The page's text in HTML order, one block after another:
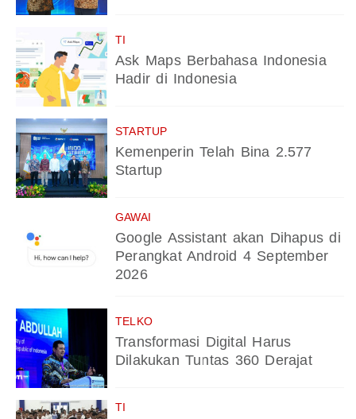
TI
Ask Maps Berbahasa Indonesia
Hadir di Indonesia
STARTUP
Kemenperin Telah Bina 2.577
Startup
GAWAI
Google Assistant akan Dihapus di
Perangkat Android 4 September
2026
TELKO
Transformasi Digital Harus
Dilakukan Tuntas 360 Derajat
TI